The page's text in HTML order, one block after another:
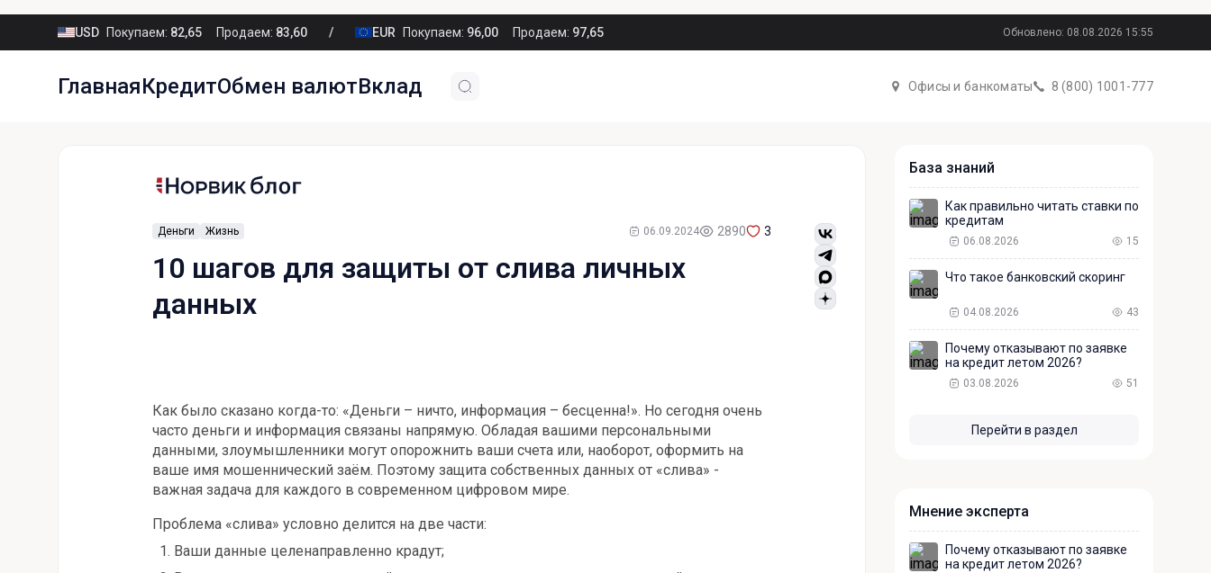
USD Покупаем: 82,65 Продаем: 83,60 EUR Покупаем: 96,00 Продаем: 97,65 Обновлено: 08.08.2026 15:55
ГлавнаяКредитОбмен валютВклад Офисы и банкоматы 8 (800) 1001-777
Деньги Жизнь 06.09.2024 2890 3
10 шагов для защиты от слива личных
данных
Как было сказано когда-то: «Деньги – ничто, информация – бесценна!». Но сегодня очень
часто деньги и информация связаны напрямую. Обладая вашими персональными
данными, злоумышленники могут опорожнить ваши счета или, наоборот, оформить на
ваше имя мошеннический заём. Поэтому защита собственных данных от «слива» -
важная задача для каждого в современном цифровом мире.
Проблема «слива» условно делится на две части:
Ваши данные целенаправленно крадут;
База знаний
Как правильно читать ставки по
кредитам
06.08.2026 15
Что такое банковский скоринг
04.08.2026 43
Почему отказывают по заявке
на кредит летом 2026?
03.08.2026 51
Перейти в раздел
Мнение эксперта
Почему отказывают по заявке
на кредит летом 2026?